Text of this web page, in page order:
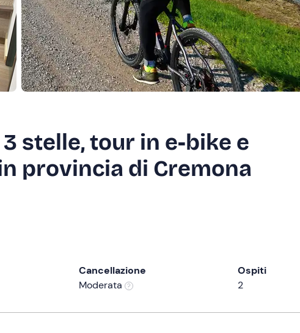
stelle, tour in e-bike e
provincia di Cremona
Cancellazione
Moderata
Ospiti
2